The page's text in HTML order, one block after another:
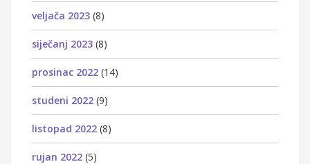
veljača 2023 (8)
siječanj 2023 (8)
prosinac 2022 (14)
studeni 2022 (9)
listopad 2022 (8)
rujan 2022 (5)